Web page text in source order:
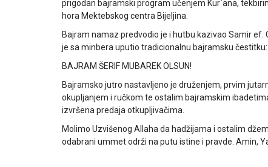
prigodan bajramski program učenjem Kur`ana,
hora Mektebskog centra Bijeljina.
Bajram namaz predvodio je i hutbu kazivao Samir
je sa minbera uputio tradicionalnu bajramsku čestitku:
BAJRAM ŠERIF MUBAREK OLSUN!
Bajramsko jutro nastavljeno je druženjem, prvim
okupljanjem i ručkom te ostalim bajramskim
izvršena predaja otkupljivačima.
Molimo Uzvišenog Allaha da hadžijama i ostalim
odabrani ummet održi na putu istine i pravde. Amin,